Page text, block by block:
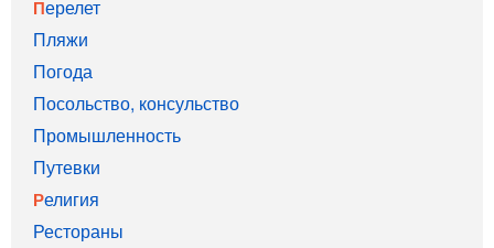
Перелет
Пляжи
Погода
Посольство, консульство
Промышленность
Путевки
Религия
Рестораны